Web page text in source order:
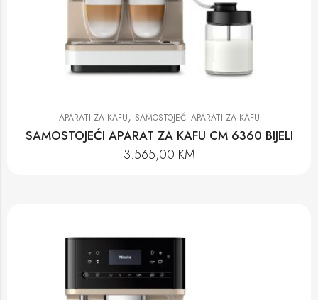
APARATI ZA KAFU, SAMOSTOJEĆI APARATI ZA KAFU
SAMOSTOJEĆI APARAT ZA KAFU CM 6360 BIJELI
3.565,00 KM